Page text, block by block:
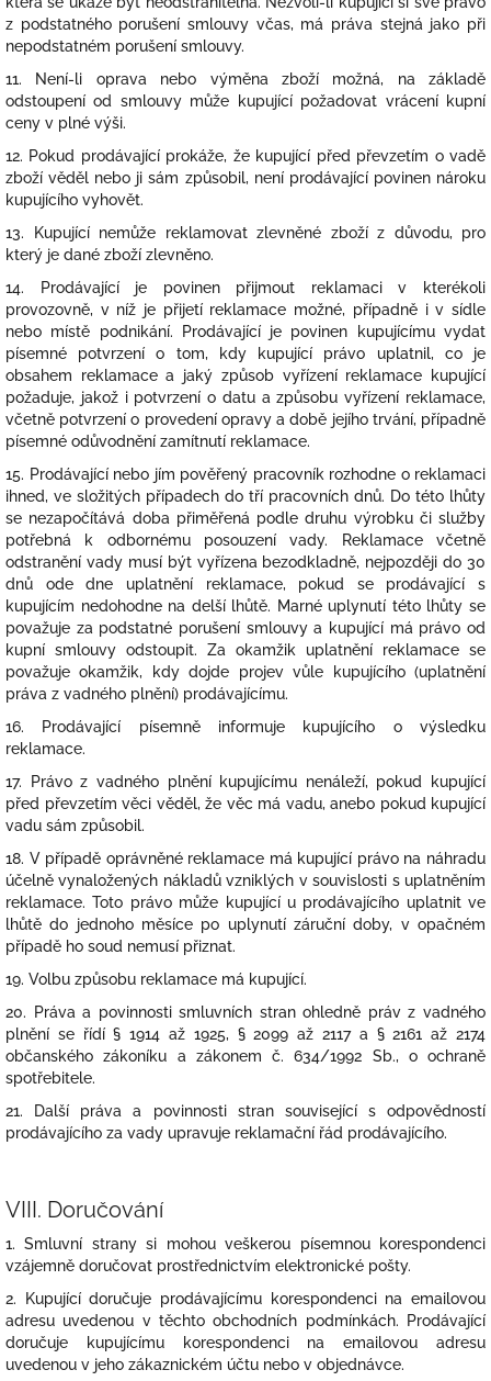
z podstatného porušení smlouvy včas, má práva stejná jako při
nepodstatném porušení smlouvy.
11. Není-li oprava nebo výměna zboží možná, na základě
odstoupení od smlouvy může kupující požadovat vrácení kupní
ceny v plné výši.
12. Pokud prodávající prokáže, že kupující před převzetím o vadě
zboží věděl nebo ji sám způsobil, není prodávající povinen nároku
kupujícího vyhovět.
13. Kupující nemůže reklamovat zlevněné zboží z důvodu, pro
který je dané zboží zlevněno.
14. Prodávající je povinen přijmout reklamaci v kterékoli
provozovně, v níž je přijetí reklamace možné, případně i v sídle
nebo místě podnikání. Prodávající je povinen kupujícímu vydat
písemné potvrzení o tom, kdy kupující právo uplatnil, co je
obsahem reklamace a jaký způsob vyřízení reklamace kupující
požaduje, jakož i potvrzení o datu a způsobu vyřízení reklamace,
včetně potvrzení o provedení opravy a době jejího trvání, případně
písemné odůvodnění zamítnutí reklamace.
15. Prodávající nebo jím pověřený pracovník rozhodne o reklamaci
ihned, ve složitých případech do tří pracovních dnů. Do této lhůty
se nezapočítává doba přiměřená podle druhu výrobku či služby
potřebná k odbornému posouzení vady. Reklamace včetně
odstranění vady musí být vyřízena bezodkladně, nejpozději do 30
dnů ode dne uplatnění reklamace, pokud se prodávající s
kupujícím nedohodne na delší lhůtě. Marné uplynutí této lhůty se
považuje za podstatné porušení smlouvy a kupující má právo od
kupní smlouvy odstoupit. Za okamžik uplatnění reklamace se
považuje okamžik, kdy dojde projev vůle kupujícího (uplatnění
práva z vadného plnění) prodávajícímu.
16. Prodávající písemně informuje kupujícího o výsledku
reklamace.
17. Právo z vadného plnění kupujícímu nenáleží, pokud kupující
před převzetím věci věděl, že věc má vadu, anebo pokud kupující
vadu sám způsobil.
18. V případě oprávněné reklamace má kupující právo na náhradu
účelně vynaložených nákladů vzniklých v souvislosti s uplatněním
reklamace. Toto právo může kupující u prodávajícího uplatnit ve
lhůtě do jednoho měsíce po uplynutí záruční doby, v opačném
případě ho soud nemusí přiznat.
19. Volbu způsobu reklamace má kupující.
20. Práva a povinnosti smluvních stran ohledně práv z vadného
plnění se řídí § 1914 až 1925, § 2099 až 2117 a § 2161 až 2174
občanského zákoníku a zákonem č. 634/1992 Sb., o ochraně
spotřebitele.
21. Další práva a povinnosti stran související s odpovědností
prodávajícího za vady upravuje reklamační řád prodávajícího.
VIII. Doručování
1. Smluvní strany si mohou veškerou písemnou korespondenci
vzájemně doručovat prostřednictvím elektronické pošty.
2. Kupující doručuje prodávajícímu korespondenci na emailovou
adresu uvedenou v těchto obchodních podmínkách. Prodávající
doručuje kupujícímu korespondenci na emailovou adresu
uvedenou v jeho zákaznickém účtu nebo v objednávce.